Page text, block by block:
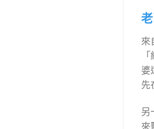
來
婆
先
另
來